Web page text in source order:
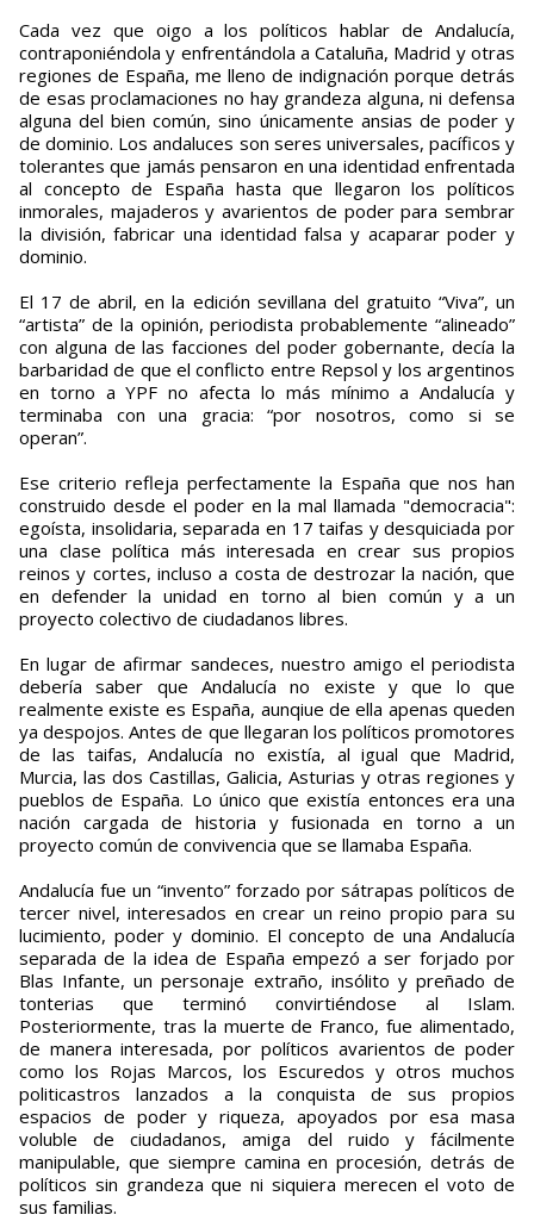
Cada vez que oigo a los políticos hablar de Andalucía,
contraponiéndola y enfrentándola a Cataluña, Madrid y otras
regiones de España, me lleno de indignación porque detrás
de esas proclamaciones no hay grandeza alguna, ni defensa
alguna del bien común, sino únicamente ansias de poder y
de dominio. Los andaluces son seres universales, pacíficos y
tolerantes que jamás pensaron en una identidad enfrentada
al concepto de España hasta que llegaron los políticos
inmorales, majaderos y avarientos de poder para sembrar
la división, fabricar una identidad falsa y acaparar poder y
dominio.
El 17 de abril, en la edición sevillana del gratuito “Viva”, un
“artista” de la opinión, periodista probablemente “alineado”
con alguna de las facciones del poder gobernante, decía la
barbaridad de que el conflicto entre Repsol y los argentinos
en torno a YPF no afecta lo más mínimo a Andalucía y
terminaba con una gracia: “por nosotros, como si se
operan”.
Ese criterio refleja perfectamente la España que nos han
construido desde el poder en la mal llamada "democracia":
egoísta, insolidaria, separada en 17 taifas y desquiciada por
una clase política más interesada en crear sus propios
reinos y cortes, incluso a costa de destrozar la nación, que
en defender la unidad en torno al bien común y a un
proyecto colectivo de ciudadanos libres.
En lugar de afirmar sandeces, nuestro amigo el periodista
debería saber que Andalucía no existe y que lo que
realmente existe es España, aunqiue de ella apenas queden
ya despojos. Antes de que llegaran los políticos promotores
de las taifas, Andalucía no existía, al igual que Madrid,
Murcia, las dos Castillas, Galicia, Asturias y otras regiones y
pueblos de España. Lo único que existía entonces era una
nación cargada de historia y fusionada en torno a un
proyecto común de convivencia que se llamaba España.
Andalucía fue un “invento” forzado por sátrapas políticos de
tercer nivel, interesados en crear un reino propio para su
lucimiento, poder y dominio. El concepto de una Andalucía
separada de la idea de España empezó a ser forjado por
Blas Infante, un personaje extraño, insólito y preñado de
tonterias que terminó convirtiéndose al Islam.
Posteriormente, tras la muerte de Franco, fue alimentado,
de manera interesada, por políticos avarientos de poder
como los Rojas Marcos, los Escuredos y otros muchos
politicastros lanzados a la conquista de sus propios
espacios de poder y riqueza, apoyados por esa masa
voluble de ciudadanos, amiga del ruido y fácilmente
manipulable, que siempre camina en procesión, detrás de
políticos sin grandeza que ni siquiera merecen el voto de
sus familias.